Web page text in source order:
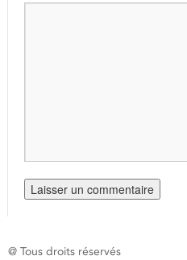
@ Tous droits réservés